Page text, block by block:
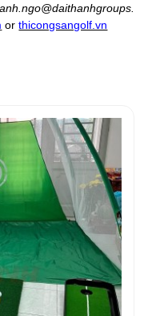
orthicongsangolf.vn